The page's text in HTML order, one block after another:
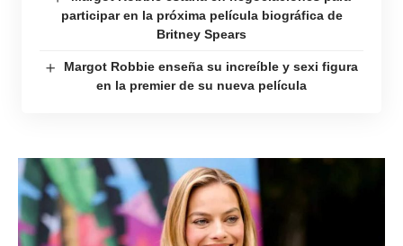
participar en la próxima película biográfica de
Britney Spears
Margot Robbie enseña su increíble y sexi figura
en la premier de su nueva película